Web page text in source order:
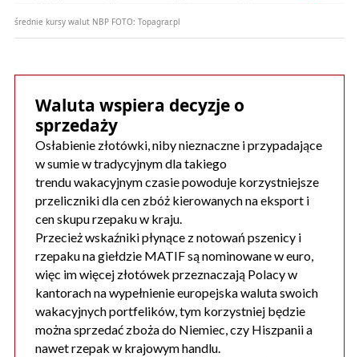
średnie kursy walut NBP FOTO: Topagrar.pl
Waluta wspiera decyzje o
sprzedaży
Osłabienie złotówki, niby nieznaczne i przypadające
w sumie w tradycyjnym dla takiego
trendu wakacyjnym czasie powoduje korzystniejsze
przeliczniki dla cen zbóż kierowanych na eksport i
cen skupu rzepaku w kraju.
Przecież wskaźniki płynące z notowań pszenicy i
rzepaku na giełdzie MATIF są nominowane w euro,
więc im więcej złotówek przeznaczają Polacy w
kantorach na wypełnienie europejska waluta swoich
wakacyjnych portfelików, tym korzystniej będzie
można sprzedać zboża do Niemiec, czy Hiszpanii a
nawet rzepak w krajowym handlu.